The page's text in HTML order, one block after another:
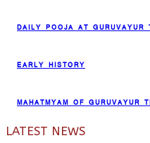
DAILY POOJA AT GURUVAYUR
EARLY HISTORY
MAHATMYAM OF GURUVAYUR
LATEST NEWS